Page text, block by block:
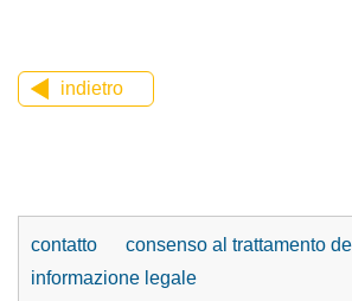
indietro
contatto
consenso al trattamento
informazione legale